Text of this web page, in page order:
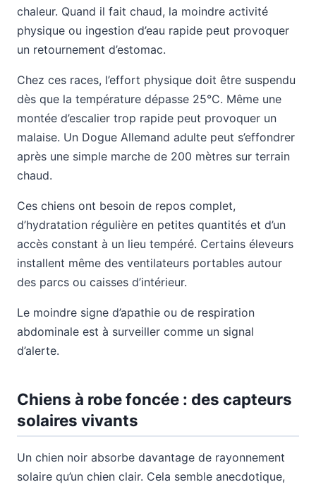
chaleur. Quand il fait chaud, la moindre activité
physique ou ingestion d’eau rapide peut provoquer
un retournement d’estomac.
Chez ces races, l’effort physique doit être suspendu
dès que la température dépasse 25°C. Même une
montée d’escalier trop rapide peut provoquer un
malaise. Un Dogue Allemand adulte peut s’effondrer
après une simple marche de 200 mètres sur terrain
chaud.
Ces chiens ont besoin de repos complet,
d’hydratation régulière en petites quantités et d’un
accès constant à un lieu tempéré. Certains éleveurs
installent même des ventilateurs portables autour
des parcs ou caisses d’intérieur.
Le moindre signe d’apathie ou de respiration
abdominale est à surveiller comme un signal
d’alerte.
Chiens à robe foncée : des capteurs
solaires vivants
Un chien noir absorbe davantage de rayonnement
solaire qu’un chien clair. Cela semble anecdotique,